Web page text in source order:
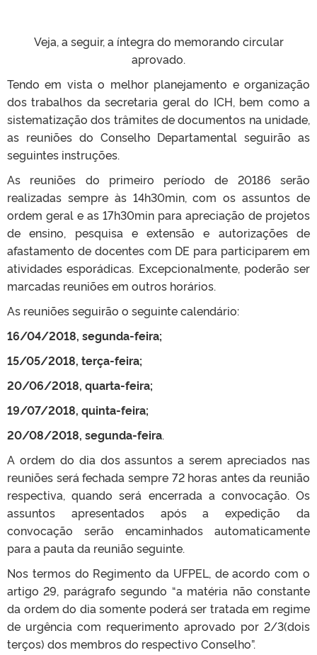
Veja, a seguir, a íntegra do memorando circular
aprovado.
Tendo em vista o melhor planejamento e organização
dos trabalhos da secretaria geral do ICH, bem como a
sistematização dos trâmites de documentos na unidade,
as reuniões do Conselho Departamental seguirão as
seguintes instruções.
As reuniões do primeiro período de 20186 serão
realizadas sempre às 14h30min, com os assuntos de
ordem geral e as 17h30min para apreciação de projetos
de ensino, pesquisa e extensão e autorizações de
afastamento de docentes com DE para participarem em
atividades esporádicas. Excepcionalmente, poderão ser
marcadas reuniões em outros horários.
As reuniões seguirão o seguinte calendário:
16/04/2018, segunda-feira;
15/05/2018, terça-feira;
20/06/2018, quarta-feira;
19/07/2018, quinta-feira;
20/08/2018, segunda-feira.
A ordem do dia dos assuntos a serem apreciados nas
reuniões será fechada sempre 72 horas antes da reunião
respectiva, quando será encerrada a convocação. Os
assuntos apresentados após a expedição da
convocação serão encaminhados automaticamente
para a pauta da reunião seguinte.
Nos termos do Regimento da UFPEL, de acordo com o
artigo 29, parágrafo segundo “a matéria não constante
da ordem do dia somente poderá ser tratada em regime
de urgência com requerimento aprovado por 2/3(dois
terços) dos membros do respectivo Conselho”.